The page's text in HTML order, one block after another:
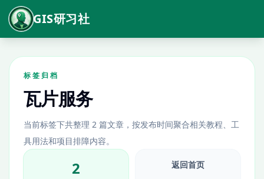
GIS研习社
标签归档
瓦片服务
当前标签下共整理 2 篇文章，按发布时间聚合相关教程、工
具用法和项目排障内容。
2 返回首页